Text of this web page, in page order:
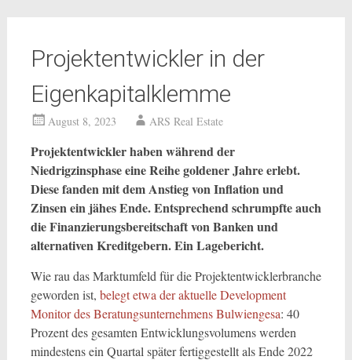
Projektentwickler in der
Eigenkapitalklemme
August 8, 2023 ARS Real Estate
Projektentwickler haben während der
Niedrigzinsphase eine Reihe goldener Jahre erlebt.
Diese fanden mit dem Anstieg von Inflation und
Zinsen ein jähes Ende. Entsprechend schrumpfte auch
die Finanzierungsbereitschaft von Banken und
alternativen Kreditgebern. Ein Lagebericht.
Wie rau das Marktumfeld für die Projektentwicklerbranche
geworden ist, belegt etwa der aktuelle Development
Monitor des Beratungsunternehmens Bulwiengesa: 40
Prozent des gesamten Entwicklungsvolumens werden
mindestens ein Quartal später fertiggestellt als Ende 2022